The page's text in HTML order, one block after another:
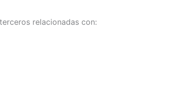
relacionadas con: